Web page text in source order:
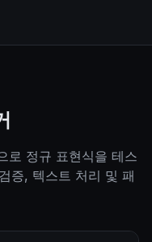
로 정규 표현식을 테스
증, 텍스트 처리 및 패